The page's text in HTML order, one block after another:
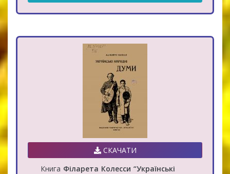
СКАЧАТИ
Книга Філарета Колесси “Українські